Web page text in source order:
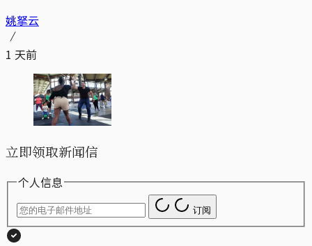
姚拏云
1 天前
立即领取新闻信
个人信息
订阅